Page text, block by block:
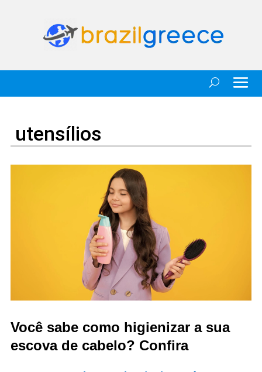
utensílios
Você sabe como higienizar a sua
escova de cabelo? Confira